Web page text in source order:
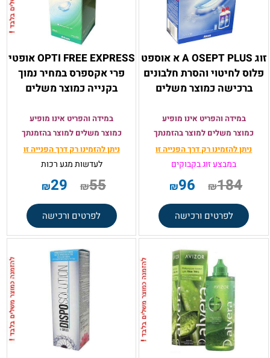
זוג A OSEPT PLUS א אוספט
פלוס לחיטוי והסרת חלבונים
ברכישה כמוצר משלים
במידה והפריט אינו מופיע
כמוצר משלים למוצר בהזמנתך
ניתן להזמינו רק דרך הפנייה זו
במבצע זוג בקבוקים
₪184
₪96
לפרטים ורכישה
OPTI FREE EXPRESS אופטי
פרי אקספרס במחיר נמוך
בקנייה כמוצר משלים
במידה והפריט אינו מופיע
כמוצר משלים למוצר בהזמנתך
ניתן להזמינו רק דרך הפנייה זו
לעדשות מגע רכות
₪55
₪29
לפרטים ורכישה